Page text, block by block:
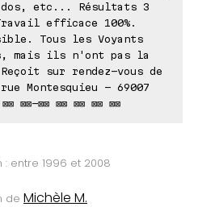
dos, etc... Résultats 3
efficace 100%.
Tous les Voyants
mais ils n'ont pas la
Reçoit sur rendez-vous de
Montesquieu - 69007
⊠⊠ ⊠⊠-⊠⊠ ⊠⊠ ⊠⊠ ⊠⊠ ⊠⊠
: entre 1996 et 2008
de Michèle M.